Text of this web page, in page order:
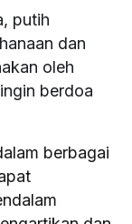
putih
dan
oleh
berdoa
berbagai